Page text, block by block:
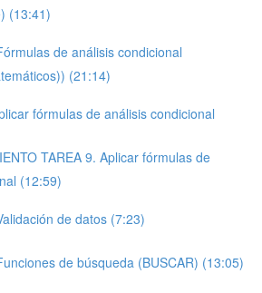
(13:41)
de análisis condicional
(21:14)
fórmulas de análisis condicional
TAREA 9. Aplicar fórmulas de
(12:59)
de datos (7:23)
de búsqueda (BUSCAR) (13:05)